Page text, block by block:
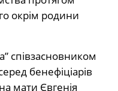
окрім родини
співзасновником
бенефіціарів
мати Євгенія